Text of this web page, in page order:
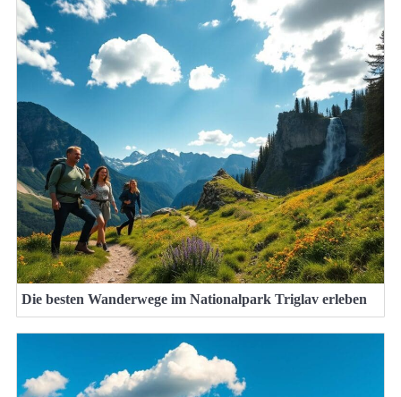
Die besten Wanderwege im Nationalpark Triglav erleben